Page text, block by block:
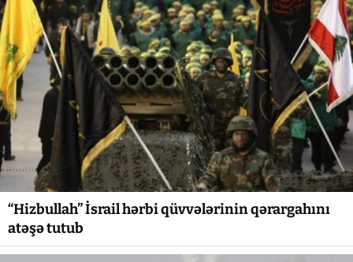
“Hizbullah” İsrail hərbi qüvvələrinin qərargahını
atəşə tutub